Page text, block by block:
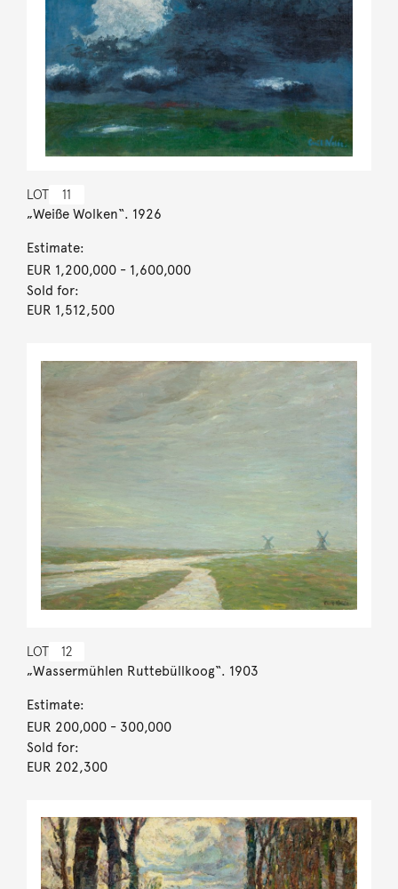
LOT 11
„Weiße Wolken“. 1926
Estimate:
EUR 1,200,000- 1,600,000
Sold for:
EUR 1,512,500
LOT 12
„Wassermühlen Ruttebüllkoog“. 1903
Estimate:
EUR 200,000- 300,000
Sold for:
EUR 202,300